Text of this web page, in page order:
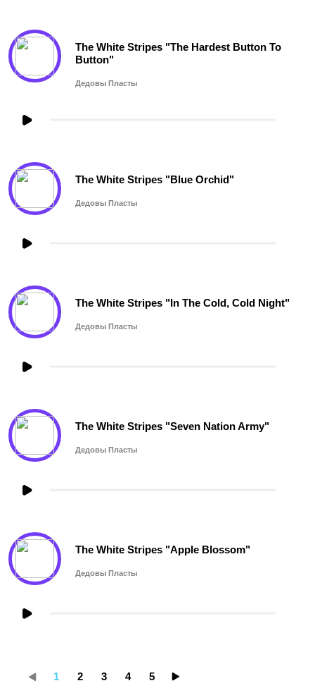
The White Stripes "The Hardest Button To
Button"
Дедовы Пласты
The White Stripes "Blue Orchid"
Дедовы Пласты
The White Stripes "In The Cold, Cold Night"
Дедовы Пласты
The White Stripes "Seven Nation Army"
Дедовы Пласты
The White Stripes "Apple Blossom"
Дедовы Пласты
1 2 3 4 5